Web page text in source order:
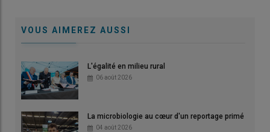
VOUS AIMEREZ AUSSI
L'égalité en milieu rural
06 août 2026
La microbiologie au cœur d'un reportage primé
04 août 2026